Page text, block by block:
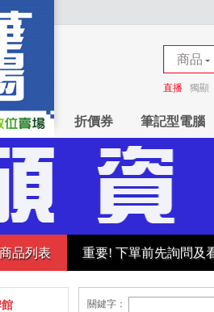
商品
商店
直播 獨顯
折價券 筆記型電腦
商品列表 重要! 下單前先詢問及
關鍵字：